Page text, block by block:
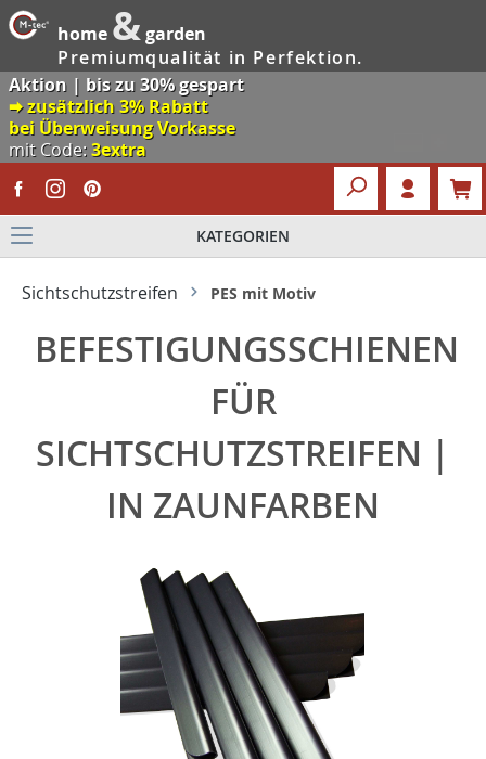
home &garden
Premiumqualität in Perfektion.
Aktion | bis zu 30% gespart
🠮 zusätzlich 3% Rabatt
bei Überweisung Vorkasse
mit Code:3extra
KATEGORIEN
Sichtschutzstreifen PES mit Motiv
BEFESTIGUNGSSCHIENEN
FÜR
SICHTSCHUTZSTREIFEN |
IN ZAUNFARBEN